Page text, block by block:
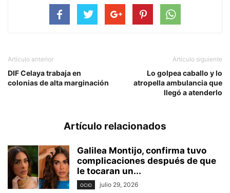
Artículo anterior
DIF Celaya trabaja en
colonias de alta marginación
Artículo siguiente
Lo golpea caballo y lo
atropella ambulancia que
llegó a atenderlo
Artículo relacionados
Galilea Montijo, confirma tuvo
complicaciones después de que
le tocaran un...
OCIO julio 29, 2026